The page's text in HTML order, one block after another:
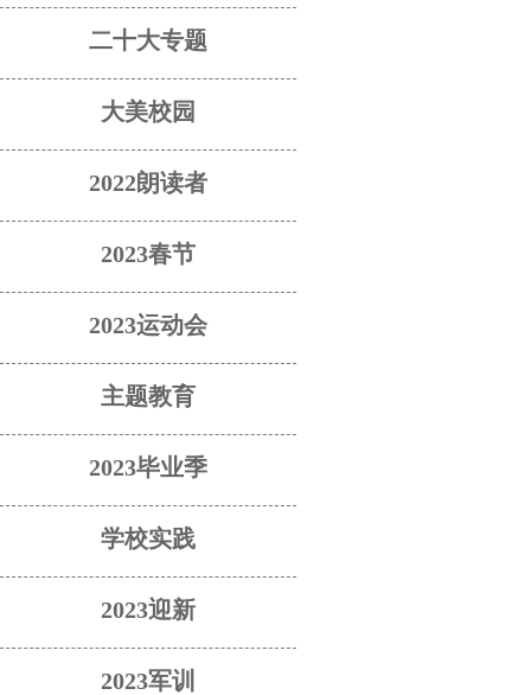
二十大专题
大美校园
2022朗读者
2023春节
2023运动会
主题教育
2023毕业季
学校实践
2023迎新
2023军训